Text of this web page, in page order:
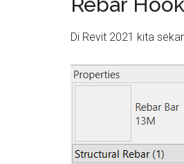
Di Revit 2021 kita